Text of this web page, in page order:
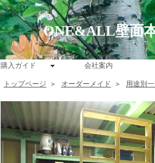
ONE&ALL壁面
購入ガイド
会社案内
トップページ ＞ オーダーメイド ＞ 用途別